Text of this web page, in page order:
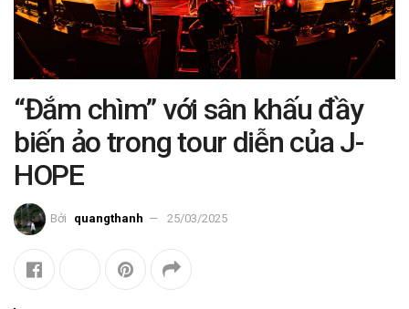
“Đắm chìm” với sân khấu đầy
biến ảo trong tour diễn của J-
HOPE
Bởi quangthanh 25/03/2025